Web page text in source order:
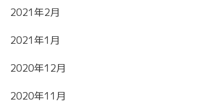
2021年2月
2021年1月
2020年12月
2020年11月